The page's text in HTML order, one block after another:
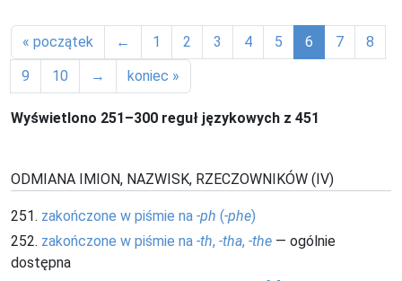
« początek ← 1 2 3 4 5 6 7
8
9
10 → koniec »
Wyświetlono 251–300 reguł językowych z 451
ODMIANA IMION, NAZWISK, RZECZOWNIKÓW (IV)
251. zakończone w piśmie na -ph (-phe)
252. zakończone w piśmie na -th, -tha, -the — ogólnie
dostępna